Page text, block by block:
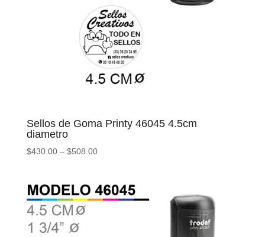
Sellos de Goma Printy 46045 4.5cm
diametro
$430.00– $508.00